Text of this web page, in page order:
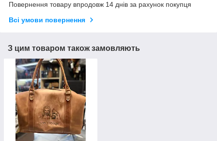
Повернення товару впродовж 14 днів за рахунок покупця
Всі умови повернення
З цим товаром також замовляють